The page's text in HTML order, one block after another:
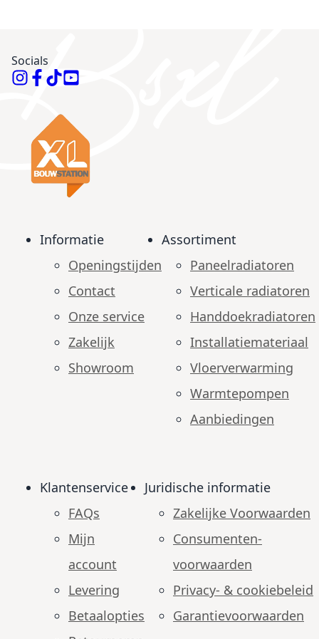
Socials
Informatie
Openingstijden
Contact
Onze service
Zakelijk
Showroom
Assortiment
Paneelradiatoren
Verticale radiatoren
Handdoekradiatoren
Installatiemateriaal
Vloerverwarming
Warmtepompen
Aanbiedingen
Klantenservice
FAQs
Mijn
account
Levering
Betaalopties
Juridische informatie
Zakelijke Voorwaarden
Consumenten­
voorwaarden
Privacy- & cookiebeleid
Garantie­voorwaarden